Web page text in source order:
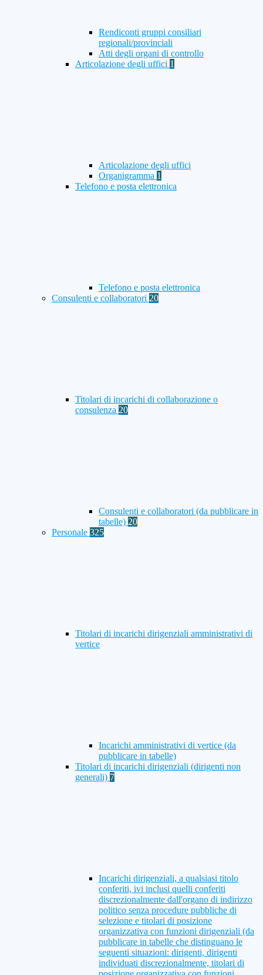
Rendiconti gruppi consiliari
regionali/provinciali
Atti degli organi di controllo
Articolazione degli uffici 1
Articolazione degli uffici
Organigramma 1
Telefono e posta elettronica
Telefono e posta elettronica
Consulenti e collaboratori 20
Titolari di incarichi di collaborazione o
consulenza 20
Consulenti e collaboratori (da pubblicare in
tabelle) 20
Personale 325
Titolari di incarichi dirigenziali amministrativi di
vertice
Incarichi amministrativi di vertice (da
pubblicare in tabelle)
Titolari di incarichi dirigenziali (dirigenti non
generali) 7
Incarichi dirigenziali, a qualsiasi titolo
conferiti, ivi inclusi quelli conferiti
discrezionalmente dall'organo di indirizzo
politico senza procedure pubbliche di
selezione e titolari di posizione
organizzativa con funzioni dirigenziali (da
pubblicare in tabelle che distinguano le
seguenti situazioni: dirigenti, dirigenti
individuati discrezionalmente, titolari di